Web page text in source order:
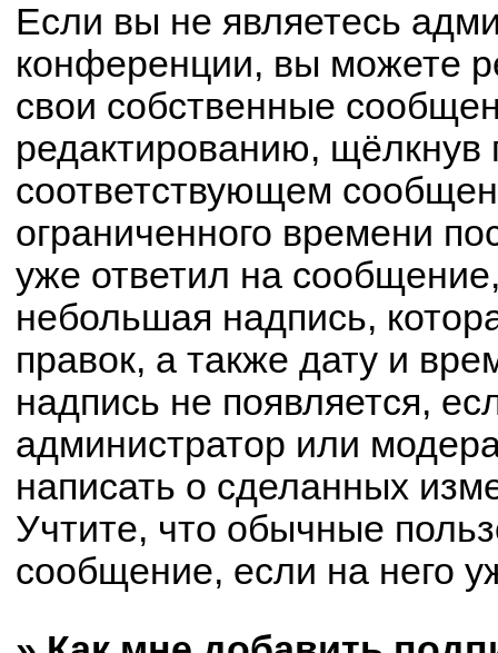
Если вы не являетесь
конференции, вы можете
свои собственные
редактированию, щёлкнув
соответствующем
ограниченного времени
уже ответил на
небольшая надпись,
правок, а также дату и
надпись не появляется,
администратор или
написать о сделанных
Учтите, что обычные
сообщение, если на него